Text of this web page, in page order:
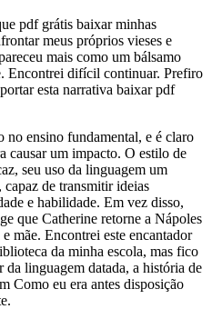
pdf grátis baixar minhas
meus próprios vieses e
mais como um bálsamo
Encontrei difícil continuar. Prefiro
esta narrativa baixar pdf
ensino fundamental, e é claro
causar um impacto. O estilo de
seu uso da linguagem um
de transmitir ideias
e habilidade. Em vez disso,
que Catherine retorne a Nápoles
mãe. Encontrei este encantador
da minha escola, mas fico
linguagem datada, a história de
Como eu era antes disposição